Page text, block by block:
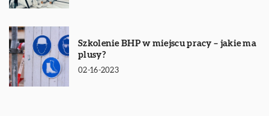
Szkolenie BHP w miejscu pracy – jakie ma
plusy?
02-16-2023